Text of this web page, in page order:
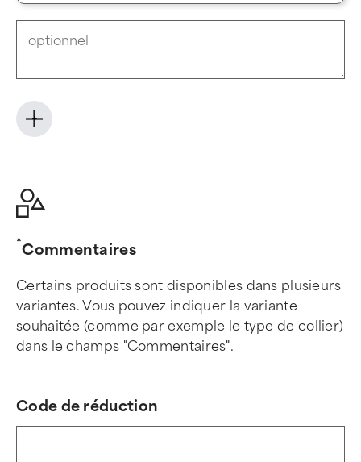
+
Commentaires
Certains produits sont disponibles dans plusieurs
variantes. Vous pouvez indiquer la variante
souhaitée (comme par exemple le type de collier)
dans le champs "Commentaires".
Code de réduction